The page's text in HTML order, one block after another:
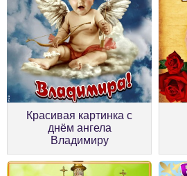
Красивая картинка с
днём ангела
Владимиру